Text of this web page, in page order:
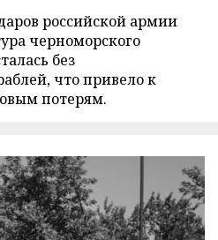
российской армии
черноморского
без
что привело к
потерям.